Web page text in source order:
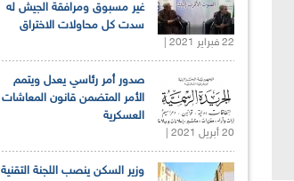
غير مسبوق ومرافقة الجيش له
سدت كل محاولات الاختراق
22 فبراير 2021 |
صدور أمر رئاسي يعدل ويتمم
الأمر المتضمن قانون المعاشات
العسكرية
20 أبريل 2021 |
وزير السكن ينصب اللجنة التقنية